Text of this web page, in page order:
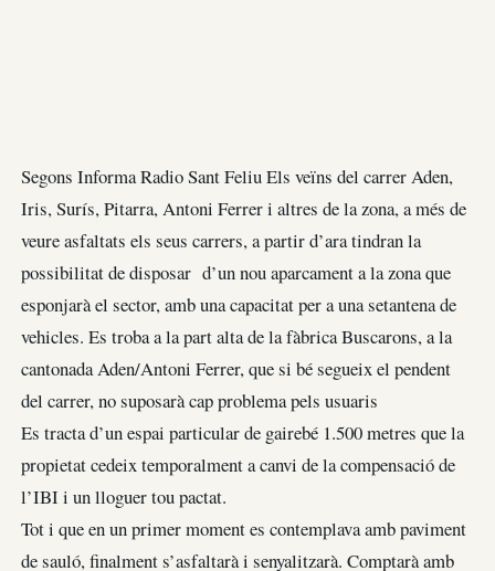
Segons Informa Radio Sant Feliu Els veïns del carrer Aden,
Iris, Surís, Pitarra, Antoni Ferrer i altres de la zona, a més de
veure asfaltats els seus carrers, a partir d’ara tindran la
possibilitat de disposar d’un nou aparcament a la zona que
esponjarà el sector, amb una capacitat per a una setantena de
vehicles. Es troba a la part alta de la fàbrica Buscarons, a la
cantonada Aden/Antoni Ferrer, que si bé segueix el pendent
del carrer, no suposarà cap problema pels usuaris
Es tracta d’un espai particular de gairebé 1.500 metres que la
propietat cedeix temporalment a canvi de la compensació de
l’IBI i un lloguer tou pactat.
Tot i que en un primer moment es contemplava amb paviment
de sauló, finalment s’asfaltarà i senyalitzarà. Comptarà amb